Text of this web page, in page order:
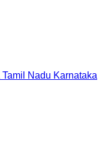
Tamil Nadu Karnataka